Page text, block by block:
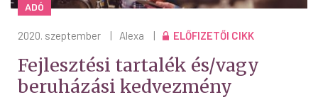
ADÓ
2020. szeptember | Alexa | ELŐFIZETŐI CIKK
Fejlesztési tartalék és/vagy
beruházási kedvezmény